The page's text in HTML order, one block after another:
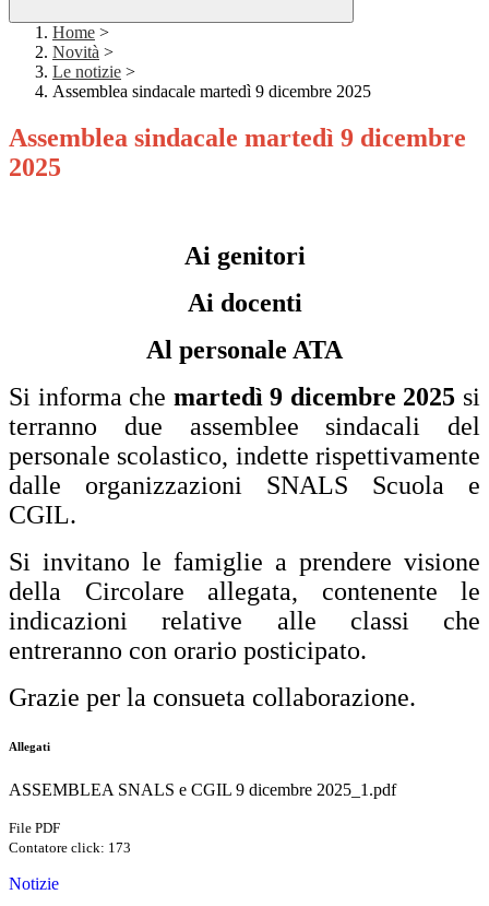
Home >
Novità >
Le notizie >
Assemblea sindacale martedì 9 dicembre 2025
Assemblea sindacale martedì 9 dicembre
2025
Ai genitori
Ai docenti
Al personale ATA
Si informa che martedì 9 dicembre 2025 si
terranno due assemblee sindacali del
personale scolastico, indette rispettivamente
dalle organizzazioni SNALS Scuola e
CGIL.
Si invitano le famiglie a prendere visione
della Circolare allegata, contenente le
indicazioni relative alle classi che
entreranno con orario posticipato.
Grazie per la consueta collaborazione.
Allegati
ASSEMBLEA SNALS e CGIL 9 dicembre 2025_1.pdf
File PDF
Contatore click: 173
Notizie